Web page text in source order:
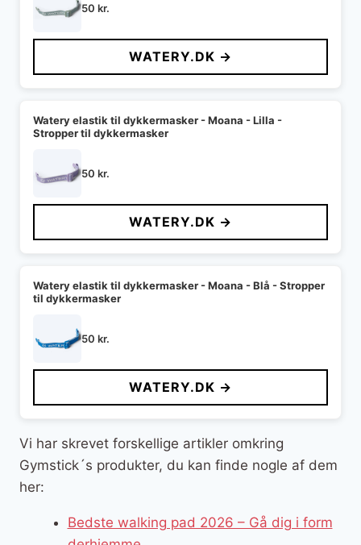
50 kr.
WATERY.DK →
Watery elastik til dykkermasker - Moana - Lilla -
Stropper til dykkermasker
50 kr.
WATERY.DK →
Watery elastik til dykkermasker - Moana - Blå - Stropper
til dykkermasker
50 kr.
WATERY.DK →
Vi har skrevet forskellige artikler omkring
Gymstick´s produkter, du kan finde nogle af dem
her:
Bedste walking pad 2026 – Gå dig i form